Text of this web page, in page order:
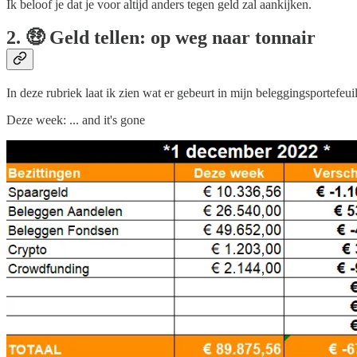
Ik beloof je dat je voor altijd anders tegen geld zal aankijken.
2. 🤑 Geld tellen: op weg naar tonnair
In deze rubriek laat ik zien wat er gebeurt in mijn
Deze week: ... and it's gone